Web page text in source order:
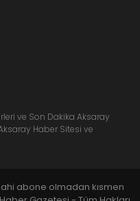
ve Son Dakika Aksaray
Haber Sitesi ve
abone olmadan kısmen